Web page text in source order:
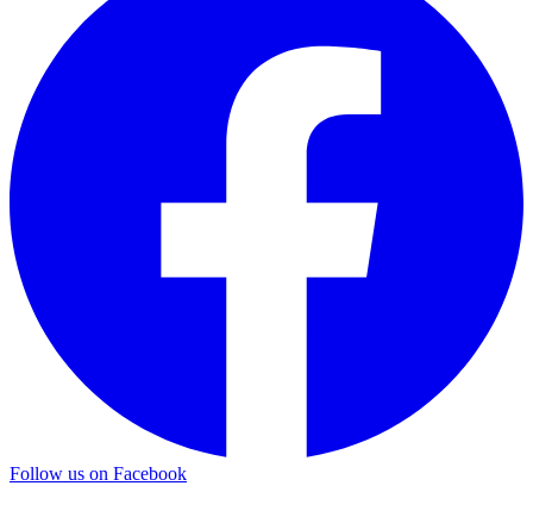
Follow us on Facebook